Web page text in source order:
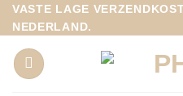
Ga
naar
inhoud
VASTE LAGE
NEDERLAND.